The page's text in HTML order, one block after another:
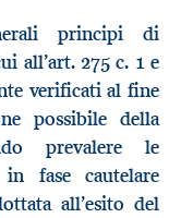
principi di
all’art. 275 c. 1 e
verificati al fine
possibile della
prevalere le
fase cautelare
all’esito del